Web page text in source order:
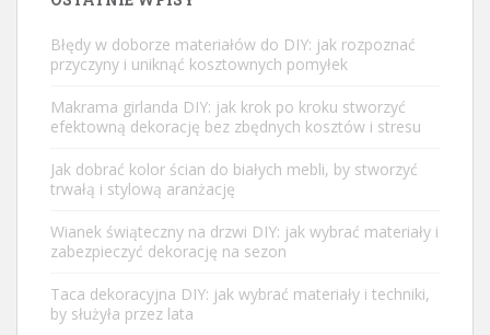
Błędy w doborze materiałów do DIY: jak rozpoznać
przyczyny i uniknąć kosztownych pomyłek
Makrama girlanda DIY: jak krok po kroku stworzyć
efektowną dekorację bez zbędnych kosztów i stresu
Jak dobrać kolor ścian do białych mebli, by stworzyć
trwałą i stylową aranżację
Wianek świąteczny na drzwi DIY: jak wybrać materiały i
zabezpieczyć dekorację na sezon
Taca dekoracyjna DIY: jak wybrać materiały i techniki,
by służyła przez lata